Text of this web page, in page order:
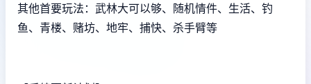
其他首要玩法：武林大可以够、随机情件、生活、钓
鱼、青楼、赌坊、地牢、捕快、杀手臂等